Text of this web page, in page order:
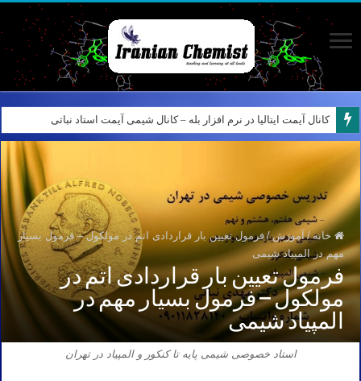
کانال آیمت ایتالیا در نرم افزار بله – کانال شیمی آیمت استاد نباتی
خانه / آموزش / فرمول تعیین بار قراردادی اتم در مولکول – فرمول بسیار
مهم در المپیاد شیمی
فرمول تعیین بار قراردادی اتم در
مولکول – فرمول بسیار مهم در
المپیاد شیمی
استاد خصوصی شیمی پایه تا کنکور و المپیاد در تهران